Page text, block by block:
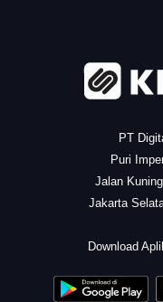
PT
Puri
Jalan
Jakarta
Download